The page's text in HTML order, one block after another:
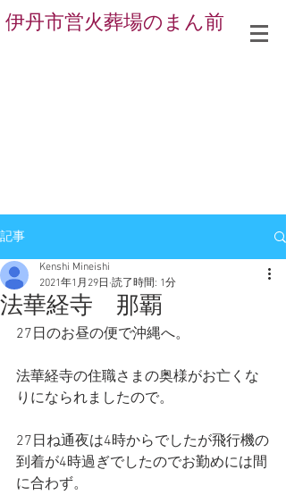
伊丹市営火葬場のまん前
記事
法華経寺 那覇
Kenshi Mineishi
2021年1月29日 読了時間: 1分
27日のお昼の便で沖縄へ。
法華経寺の住職さまの奥様がお亡くな
りになられましたので。
27日ね通夜は4時からでしたが飛行機の
到着が4時過ぎでしたのでお勤めには間
に合わず。